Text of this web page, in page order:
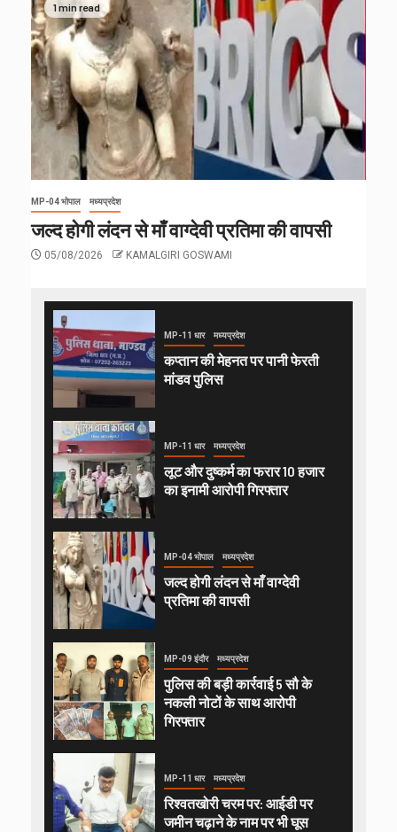
1 min read
MP-04 भोपाल मध्यप्रदेश
जल्द होगी लंदन से माँ वाग्देवी प्रतिमा की वापसी
05/08/2026 KAMALGIRI GOSWAMI
MP-11 धार मध्यप्रदेश
कप्तान की मेहनत पर पानी फेरती
मांडव पुलिस
MP-11 धार मध्यप्रदेश
लूट और दुष्कर्म का फरार 10 हजार
का इनामी आरोपी गिरफ्तार
MP-04 भोपाल मध्यप्रदेश
जल्द होगी लंदन से माँ वाग्देवी
प्रतिमा की वापसी
MP-09 इंदौर मध्यप्रदेश
पुलिस की बड़ी कार्रवाई 5 सौ के
नकली नोटों के साथ आरोपी
गिरफ्तार
MP-11 धार मध्यप्रदेश
रिश्वतखोरी चरम पर: आईडी पर
जमीन चढ़ाने के नाम पर भी घूस